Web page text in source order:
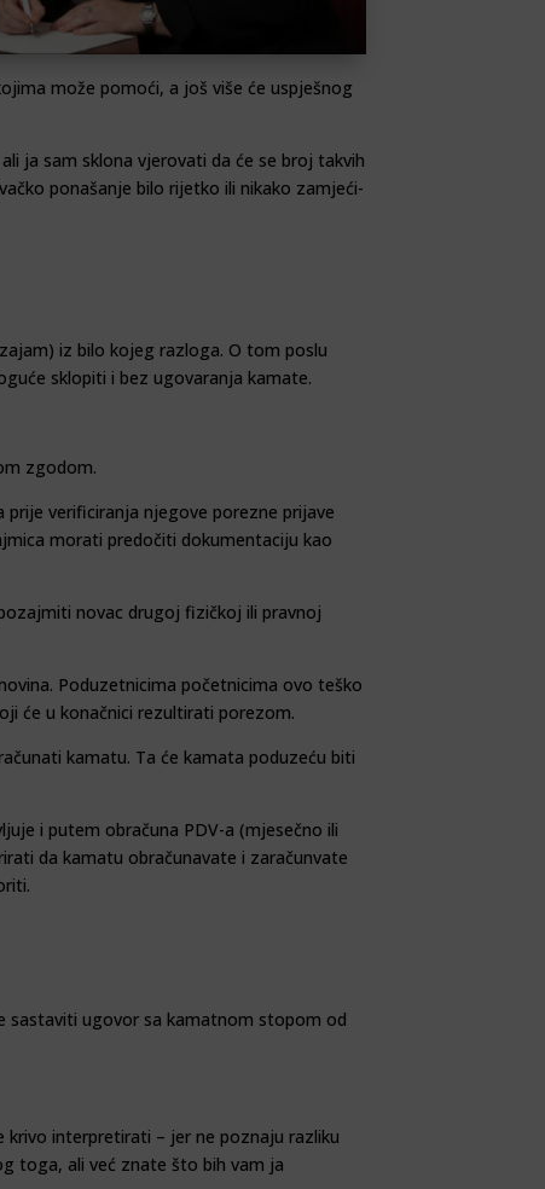
može po­moći, a još više će uspješnog
ja sam sklona vjerovati da će se broj takvih
ponašanje bilo rijetko ili nikako zamje­ći­
iz bilo kojeg razloga. O tom poslu
sklopiti i bez ugovaranja kamate.
zgodom.
verificiranja njegove porezne pri­jave
morati pre­dočiti dokumentaciju kao
novac drugoj fizičkoj ili pravnoj
Poduzet­ni­cima početnicima ovo teško
će u konačnici rezultirati porezom.
kamatu. Ta će kamata poduzeću biti
i putem ob­računa PDV-a (mjesečno ili
da kamatu obračunavate i zaračunvate
sastaviti ugovor sa kamatnom stopom od
interpretirati – jer ne poznaju razliku
toga, ali već znate što bih vam ja